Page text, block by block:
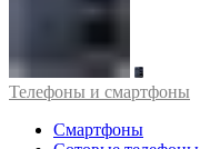
Телефоны и смартфоны
Смартфоны